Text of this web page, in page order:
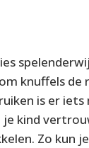
knuffels de
is er
kind
Zo kun